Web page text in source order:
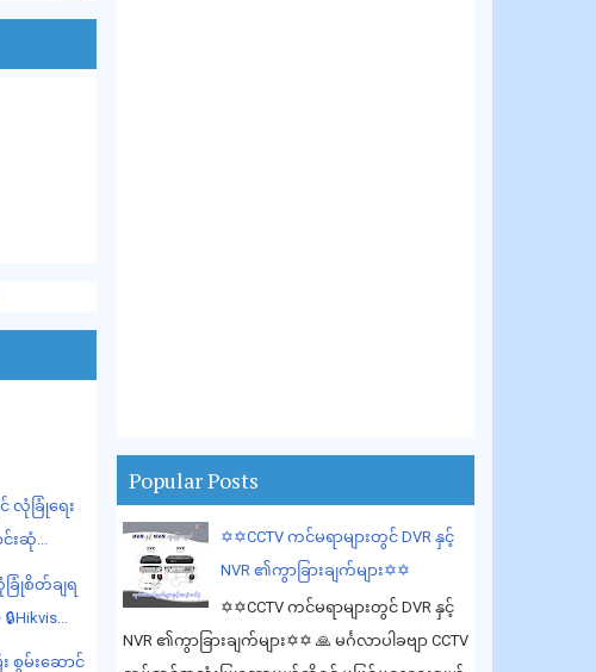
လုံခြုံရေး
းဆုံ...
ခြုံစိတ်ချရ
း စွမ်းဆောင်
Popular Posts
✡️✡️CCTV ကင်မရာများတွင် DVR နှင့်
NVR ၏ကွာခြားချက်များ✡️✡️
✡️✡️CCTV ကင်မရာများတွင် DVR နှင့်
NVR ၏ကွာခြားချက်များ✡️✡️ 🙏 မင်္ဂလာပါခဗျာ CCTV